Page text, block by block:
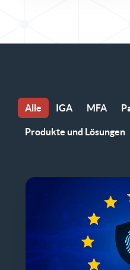
Alle IGA MFA
Produkte und Lösungen